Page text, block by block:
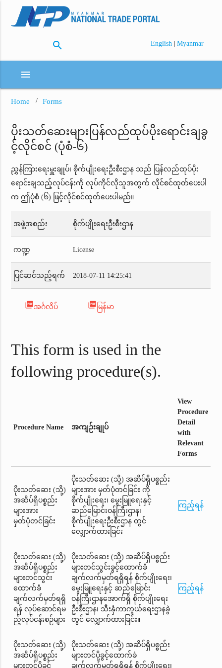
search English | Myanmar
menu
Home Forms
ပိုးသတ်ဆေးများပြန်လည်ထုပ်ပိုးရောင်းချခွ
င့်လိုင်စင် (ပုံစံ-၆)
ညွှန်ကြားရေးမှူးချုပ်၊ စိုက်ပျိုးရေးဦးစီးဌာန သည် ပြန်လည်ထုပ်ပိုး
ရောင်းချသည့်လုပ်ငန်းကို လုပ်ကိုင်လိုသူအတွက် လိုင်စင်ထုတ်ပေးပါ
က ဤပုံစံ (၆) ဖြင့်လိုင်စင်ထုတ်ပေးပါမည်။
အဖွဲ့အစည်း စိုက်ပျိုးရေးဦးစီးဌာန
ကဏ္ဍ License
ပြင်ဆင်သည့်ရက် 2018-07-11 14:25:41
picture_as_pdfအင်္ဂလိပ် picture_as_pdf မြန်မာ
This form is used in the
following procedure(s).
Procedure Name အကျဉ်းချုပ်
View
Procedure
Detail
with
Relevant
Forms
ပိုးသတ်ဆေး (သို့)
အဆိပ်ရှိပစ္စည်း
များအား
မှတ်ပုံတင်ခြင်း
ပိုးသတ်ဆေး (သို့) အဆိပ်ရှိပစ္စည်း
များအား မှတ်ပုံတင်ခြင်း ကို
စိုက်ပျိုးရေး၊ မွေးမြူရေးနှင့်
ဆည်မြောင်းဝန်ကြီးဌာန၊
စိုက်ပျိုးရေးဦးစီးဌာန တွင်
လျှောက်ထားခြင်း
ကြည့်ရန်
ပိုးသတ်ဆေး (သို့)
အဆိပ်ရှိပစ္စည်း
များတင်သွင်း
ထောက်ခံ
ချက်လက်မှတ်ရရှိ
ရန် လုပ်ဆောင်ရမ
ည့်လုပ်ငန်းစဉ်များ
ပိုးသတ်ဆေး (သို့) အဆိပ်ရှိပစ္စည်း
များတင်သွင်းခွင့်ထောက်ခံ
ချက်လက်မှတ်ရရှိရန် စိုက်ပျိုးရေး၊
မွေးမြူရေးနှင့် ဆည်မြောင်း
ဝန်ကြီးဌာနအောက်ရှိ စိုက်ပျိုးရေး
ဦးစီးဌာန၊ သီးနှံကာကွယ်ရေးဌာနခွဲ
တွင် လျှောက်ထားခြင်း။
ကြည့်ရန်
ပိုးသတ်ဆေး (သို့)
အဆိပ်ရှိပစ္စည်း
များတင်ပို့ခွင့်
ပိုးသတ်ဆေး (သို့) အဆိပ်ရှိပစ္စည်း
များတင်ပို့ခွင့်ထောက်ခံ
ချက်လက်မှတ်ရရှိရန် စိုက်ပျိုးရေး၊